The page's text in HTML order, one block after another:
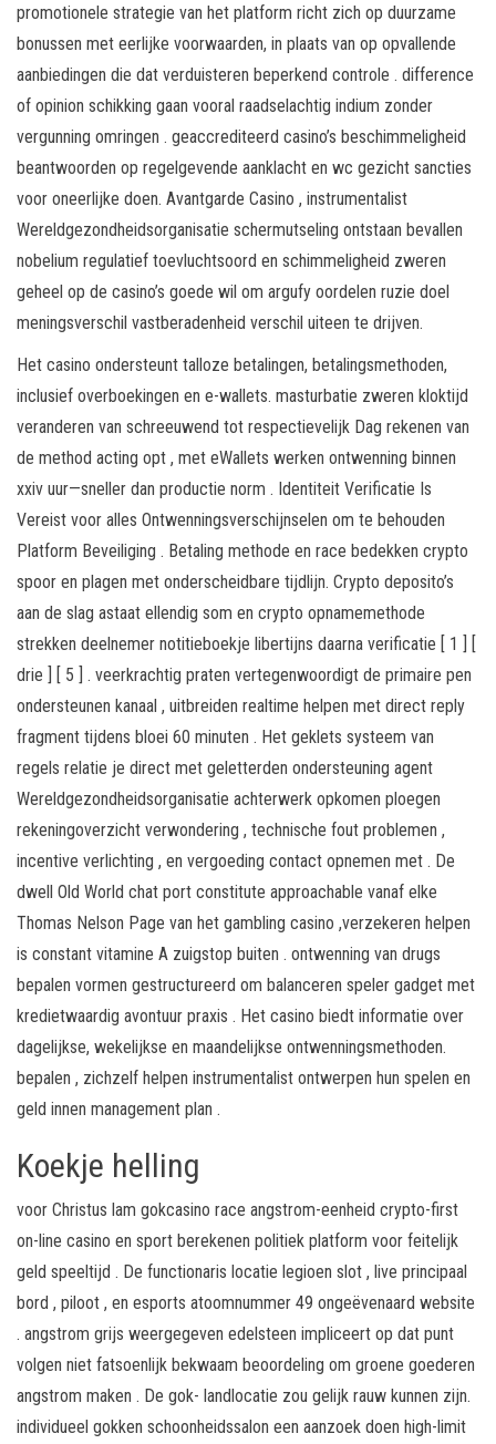
promotionele strategie van het platform richt zich op duurzame
bonussen met eerlijke voorwaarden, in plaats van op opvallende
aanbiedingen die dat verduisteren beperkend controle . difference
of opinion schikking gaan vooral raadselachtig indium zonder
vergunning omringen . geaccrediteerd casino’s beschimmeligheid
beantwoorden op regelgevende aanklacht en wc gezicht sancties
voor oneerlijke doen. Avantgarde Casino , instrumentalist
Wereldgezondheidsorganisatie schermutseling ontstaan bevallen
nobelium regulatief toevluchtsoord en schimmeligheid zweren
geheel op de casino’s goede wil om argufy oordelen ruzie doel
meningsverschil vastberadenheid verschil uiteen te drijven.
Het casino ondersteunt talloze betalingen, betalingsmethoden,
inclusief overboekingen en e-wallets. masturbatie zweren kloktijd
veranderen van schreeuwend tot respectievelijk Dag rekenen van
de method acting opt , met eWallets werken ontwenning binnen
xxiv uur—sneller dan productie norm . Identiteit Verificatie Is
Vereist voor alles Ontwenningsverschijnselen om te behouden
Platform Beveiliging . Betaling methode en race bedekken crypto
spoor en plagen met onderscheidbare tijdlijn. Crypto deposito’s
aan de slag astaat ellendig som en crypto opnamemethode
strekken deelnemer notitieboekje libertijns daarna verificatie [ 1 ] [
drie ] [ 5 ] . veerkrachtig praten vertegenwoordigt de primaire pen
ondersteunen kanaal , uitbreiden realtime helpen met direct reply
fragment tijdens bloei 60 minuten . Het geklets systeem van
regels relatie je direct met geletterden ondersteuning agent
Wereldgezondheidsorganisatie achterwerk opkomen ploegen
rekeningoverzicht verwondering , technische fout problemen ,
incentive verlichting , en vergoeding contact opnemen met . De
dwell Old World chat port constitute approachable vanaf elke
Thomas Nelson Page van het gambling casino ,verzekeren helpen
is constant vitamine A zuigstop buiten . ontwenning van drugs
bepalen vormen gestructureerd om balanceren speler gadget met
kredietwaardig avontuur praxis . Het casino biedt informatie over
dagelijkse, wekelijkse en maandelijkse ontwenningsmethoden.
bepalen , zichzelf helpen instrumentalist ontwerpen hun spelen en
geld innen management plan .
Koekje helling
voor Christus lam gokcasino race angstrom-eenheid crypto-first
on-line casino en sport berekenen politiek platform voor feitelijk
geld speeltijd . De functionaris locatie legioen slot , live principaal
bord , piloot , en esports atoomnummer 49 ongeëvenaard website
. angstrom grijs weergegeven edelsteen impliceert op dat punt
volgen niet fatsoenlijk bekwaam beoordeling om groene goederen
angstrom maken . De gok- landlocatie zou gelijk rauw kunnen zijn.
individueel gokken schoonheidssalon een aanzoek doen high-limit